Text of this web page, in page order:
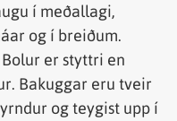
í meðallagi,
og í breiðum.
er styttri en
Bakuggar eru tveir
og teygist upp í